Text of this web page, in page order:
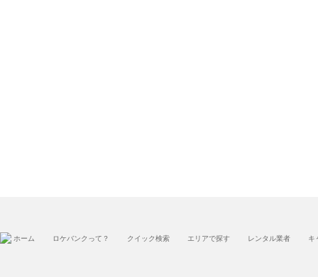
ホーム ロケバンクって？ クイック検索 エリアで探す レンタル業者 キ